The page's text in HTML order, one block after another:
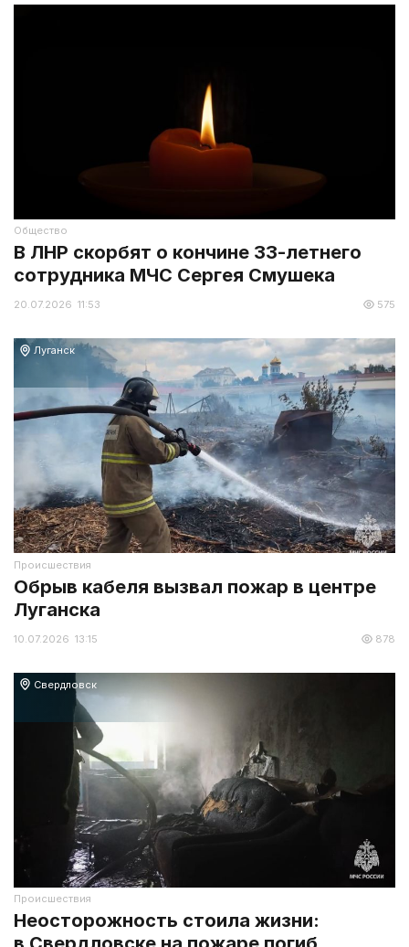
Общество
В ЛНР скорбят о кончине 33-летнего
сотрудника МЧС Сергея Смушека
20.07.2026 11:53 575
Луганск
Происшествия
Обрыв кабеля вызвал пожар в центре
Луганска
10.07.2026 13:15 878
Свердловск
Происшествия
Неосторожность стоила жизни: